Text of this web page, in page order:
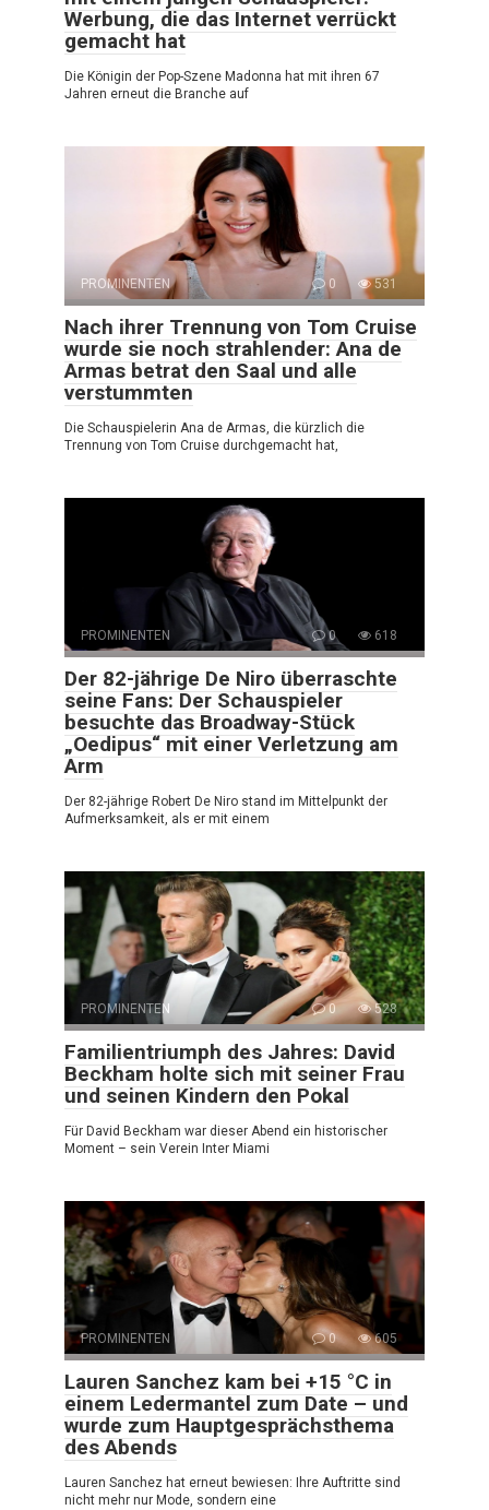
Werbung, die das Internet verrückt
gemacht hat
Die Königin der Pop-Szene Madonna hat mit ihren 67
Jahren erneut die Branche auf
PROMINENTEN 0 531
Nach ihrer Trennung von Tom Cruise
wurde sie noch strahlender: Ana de
Armas betrat den Saal und alle
verstummten
Die Schauspielerin Ana de Armas, die kürzlich die
Trennung von Tom Cruise durchgemacht hat,
PROMINENTEN 0 618
Der 82-jährige De Niro überraschte
seine Fans: Der Schauspieler
besuchte das Broadway-Stück
„Oedipus“ mit einer Verletzung am
Arm
Der 82-jährige Robert De Niro stand im Mittelpunkt der
Aufmerksamkeit, als er mit einem
PROMINENTEN 0 528
Familientriumph des Jahres: David
Beckham holte sich mit seiner Frau
und seinen Kindern den Pokal
Für David Beckham war dieser Abend ein historischer
Moment – sein Verein Inter Miami
PROMINENTEN 0 605
Lauren Sanchez kam bei +15 °C in
einem Ledermantel zum Date – und
wurde zum Hauptgesprächsthema
des Abends
Lauren Sanchez hat erneut bewiesen: Ihre Auftritte sind
nicht mehr nur Mode, sondern eine